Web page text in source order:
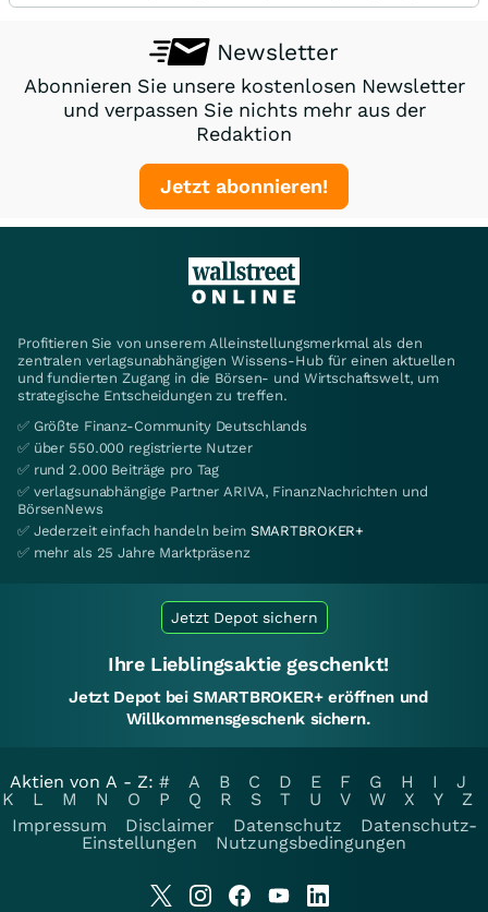
Newsletter
Abonnieren Sie unsere kostenlosen Newsletter
und verpassen Sie nichts mehr aus der
Redaktion
Jetzt abonnieren!
Profitieren Sie von unserem Alleinstellungsmerkmal als den
zentralen verlagsunabhängigen Wissens-Hub für einen aktuellen
und fundierten Zugang in die Börsen- und Wirtschaftswelt, um
strategische Entscheidungen zu treffen.
✅ Größte Finanz-Community Deutschlands
✅ über 550.000 registrierte Nutzer
✅ rund 2.000 Beiträge pro Tag
✅ verlagsunabhängige Partner ARIVA, FinanzNachrichten und
BörsenNews
✅ Jederzeit einfach handeln beim SMARTBROKER+
✅ mehr als 25 Jahre Marktpräsenz
Jetzt Depot sichern
Ihre Lieblingsaktie geschenkt!
Jetzt Depot bei SMARTBROKER+ eröffnen und
Willkommensgeschenk sichern.
Aktien von A - Z: # A B C D E F G H I
J
K
L M N O P Q R S T U V W X Y
Z
Impressum
Disclaimer Datenschutz
Datenschutz-
Einstellungen
Nutzungsbedingungen